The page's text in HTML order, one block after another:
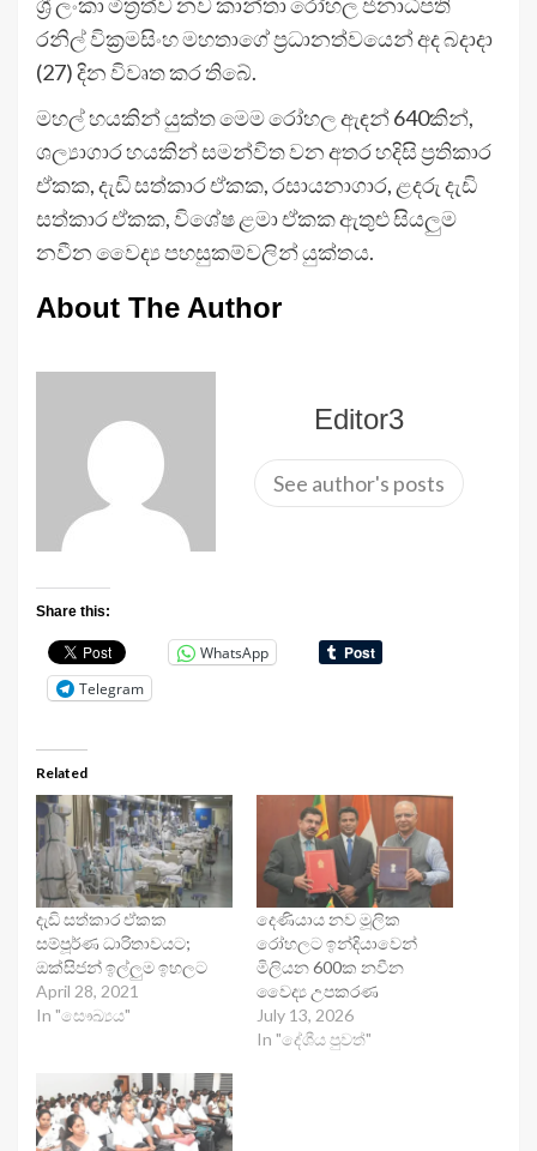
ශ්‍රී ලංකා මිත්‍රත්ව නව කාන්තා රෝහල ජනාධිපති
රනිල් වික්‍රමසිංහ මහතාගේ ප්‍රධානත්වයෙන් අද බදාදා
(27) දින විවෘත කර තිබේ.
මහල් හයකින් යුක්ත මෙම රෝහල ඇඳන් 640කින්,
ශල්‍යාගාර හයකින් සමන්විත වන අතර හදිසි ප්‍රතිකාර
ඒකක, දැඩි සත්කාර ඒකක, රසායනාගාර, ළදරු දැඩි
සත්කාර ඒකක, විශේෂ ළමා ඒකක ඇතුළු සියලුම
නවීන වෛද්‍ය පහසුකම්වලින් යුක්තය.
About The Author
Editor3
See author's posts
Share this:
WhatsApp
Telegram
Related
දැඩි සත්කාර ඒකක
සම්පූර්ණ ධාරිතාවයට;
ඔක්සිජන් ඉල්ලුම ඉහලට
April 28, 2021
In "සෞඛ්‍යය"
දෙණියාය නව මූලික
රෝහලට ඉන්දියාවෙන්
මිලියන 600ක නවීන
වෛද්‍ය උපකරණ
July 13, 2026
In "දේශීය පුවත්"